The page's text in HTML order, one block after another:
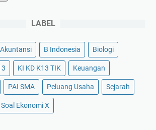
LABEL
Akuntansi B Indonesia Biologi
KI KD K13 TIK Keuangan
PAI SMA Peluang Usaha Sejarah
Soal Ekonomi X